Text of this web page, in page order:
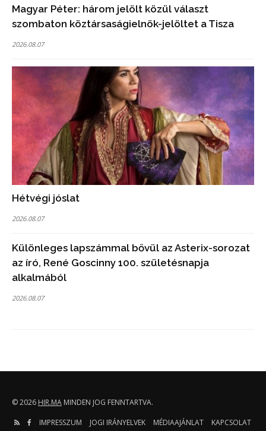
Magyar Péter: három jelölt közül választ
szombaton köztársaságielnök-jelöltet a Tisza
2026.08.07
Hétvégi jóslat
2026.08.07
Különleges lapszámmal bővül az Asterix-sorozat
az író, René Goscinny 100. születésnapja
alkalmából
2026.08.07
© 2026 HIR.MA MINDEN JOG FENNTARTVA.
IMPRESSZUM
JOGI IRÁNYELVEK MÉDIAAJÁNLAT KAPCSOLAT